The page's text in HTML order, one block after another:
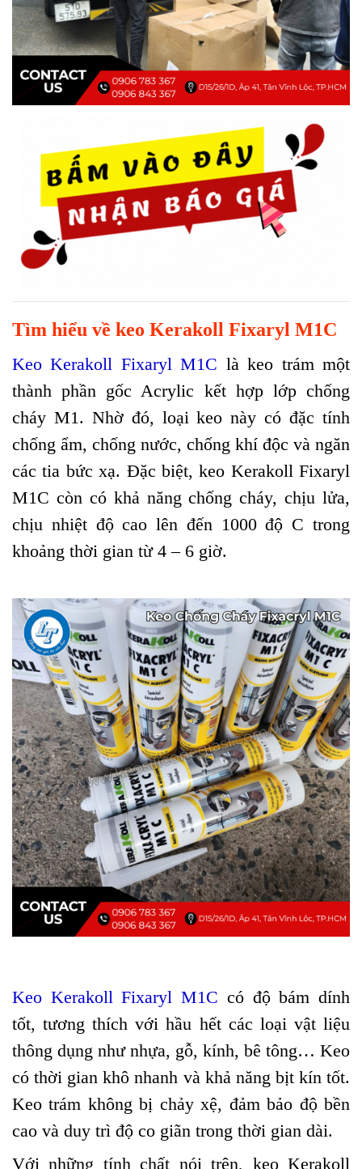
Tìm hiểu về keo Kerakoll Fixaryl M1C
Keo Kerakoll Fixaryl M1C là keo trám một
thành phần gốc Acrylic kết hợp lớp chống
cháy M1. Nhờ đó, loại keo này có đặc tính
chống ẩm, chống nước, chống khí độc và ngăn
các tia bức xạ. Đặc biệt, keo Kerakoll Fixaryl
M1C còn có khả năng chống cháy, chịu lửa,
chịu nhiệt độ cao lên đến 1000 độ C trong
khoảng thời gian từ 4 – 6 giờ.
Keo Kerakoll Fixaryl M1C có độ bám dính
tốt, tương thích với hầu hết các loại vật liệu
thông dụng như nhựa, gỗ, kính, bê tông… Keo
có thời gian khô nhanh và khả năng bịt kín tốt.
Keo trám không bị chảy xệ, đảm bảo độ bền
cao và duy trì độ co giãn trong thời gian dài.
Với những tính chất nói trên, keo Kerakoll